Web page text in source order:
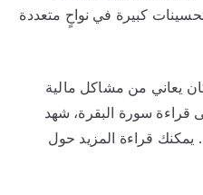
كبيرة في نواحٍ متعددة
يعاني من مشاكل مالية
قراءة سورة البقرة، شهد
قراءة المزيد حول